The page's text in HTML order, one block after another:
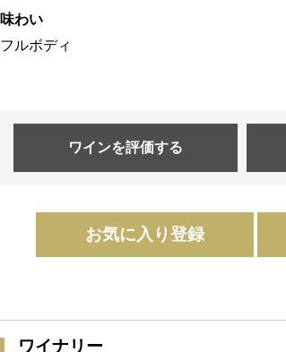
味わい
フルボディ
ワインを評価する
お気に入り登録
ワイナリー